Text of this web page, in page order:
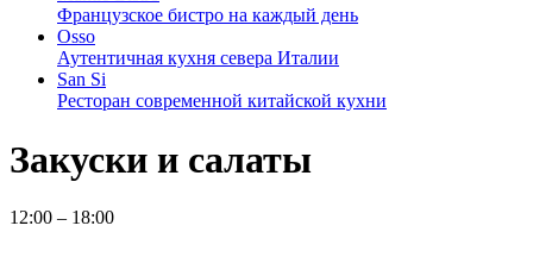
Французское бистро на каждый день
Osso
Аутентичная кухня севера Италии
San Si
Ресторан современной китайской кухни
Закуски и салаты
12:00 – 18:00